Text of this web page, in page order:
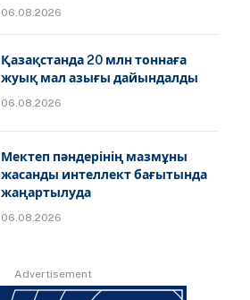
06.08.2026
Қазақстанда 20 млн тоннаға
жуық мал азығы дайындалды
06.08.2026
Мектеп пәндерінің мазмұны
жасанды интеллект бағытында
жаңартылуда
06.08.2026
Advertisement